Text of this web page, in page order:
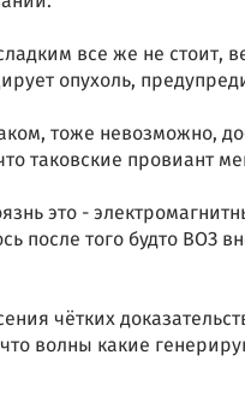
все же не стоит,
опухоль,
тоже невозможно,
таковские провиант
это -
после того будто ВОЗ
чётких
волны какие